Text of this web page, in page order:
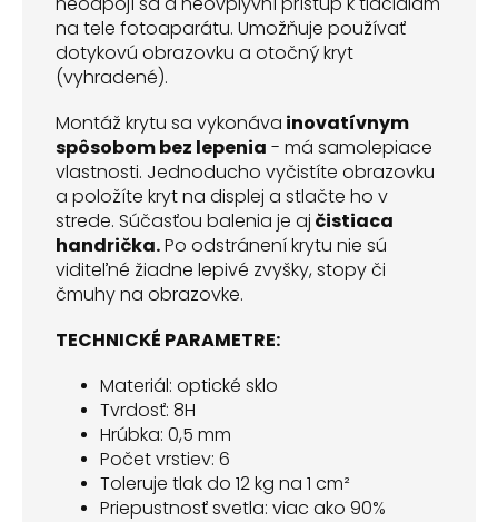
na tele fotoaparátu. Umožňuje používať
dotykovú obrazovku a otočný kryt
(vyhradené).
Montáž krytu sa vykonáva inovatívnym
spôsobom bez lepenia - má samolepiace
vlastnosti. Jednoducho vyčistíte obrazovku
a položíte kryt na displej a stlačte ho v
strede. Súčasťou balenia je aj čistiaca
handrička.Po odstránení krytu nie sú
viditeľné žiadne lepivé zvyšky, stopy či
čmuhy na obrazovke.
TECHNICKÉ PARAMETRE:
Materiál: optické sklo
Tvrdosť: 8H
Hrúbka: 0,5 mm
Počet vrstiev: 6
Toleruje tlak do 12 kg na 1 cm²
Priepustnosť svetla: viac ako 90%